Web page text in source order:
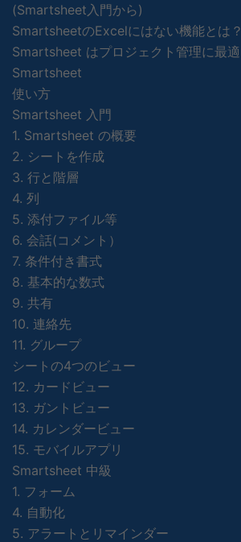
(Smartsheet入門から)
SmartsheetのExcelにはない機能とは？
Smartsheet はプロジェクト管理に最適
Smartsheet
使い方
Smartsheet 入門
1. Smartsheet の概要
2. シートを作成
3. 行と階層
4. 列
5. 添付ファイル等
6. 会話(コメント）
7. 条件付き書式
8. 基本的な数式
9. 共有
10. 連絡先
11. グループ
シートの4つのビュー
12. カードビュー
13. ガントビュー
14. カレンダービュー
15. モバイルアプリ
Smartsheet 中級
1. フォーム
4. 自動化
5. アラートとリマインダー